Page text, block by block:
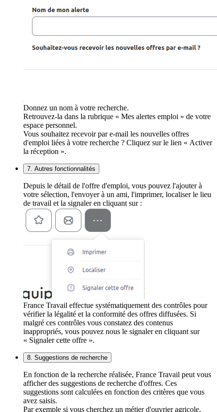
Donnez un nom à votre recherche.
Retrouvez-la dans la rubrique « Mes alertes emploi » de votre
espace personnel.
Vous souhaitez recevoir par e-mail les nouvelles offres
d'emploi liées à votre recherche ? Cliquez sur le lien « Activer
la réception ».
7. Autres fonctionnalités
Depuis le détail de l'offre d'emploi, vous pouvez l'ajouter à
votre sélection, l'envoyer à un ami, l'imprimer, localiser le lieu
de travail et la signaler en cliquant sur :
France Travail effectue systématiquement des contrôles pour
vérifier la légalité et la conformité des offres diffusées. Si
malgré ces contrôles vous constatez des contenus
inappropriés, vous pouvez nous le signaler en cliquant sur
« Signaler cette offre ».
8. Suggestions de recherche
En fonction de la recherche réalisée, France Travail peut vous
afficher des suggestions de recherche d'offres. Ces
suggestions sont calculées en fonction des critères que vous
avez saisis.
Par exemple si vous cherchez un métier d'ouvrier agricole,